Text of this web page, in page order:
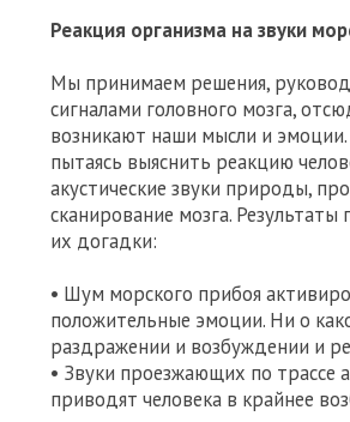
Реакция организма на звуки
Мы принимаем решения,
сигналами головного мозга,
возникают наши мысли и эмоции.
пытаясь выяснить реакцию
акустические звуки природы,
сканирование мозга.
их догадки:
• Шум морского прибоя
положительные эмоции. Ни о
раздражении и возбуждении и
• Звуки проезжающих по трассе
приводят человека в крайнее